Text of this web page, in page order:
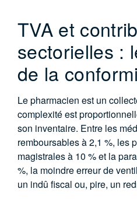
TVA et
sectorielles :
de la
Le pharmacien est un
complexité est
son inventaire. Entre les
remboursables à 2,1 %, les
magistrales à 10 % et la
%, la moindre erreur de
un indû fiscal ou, pire, un